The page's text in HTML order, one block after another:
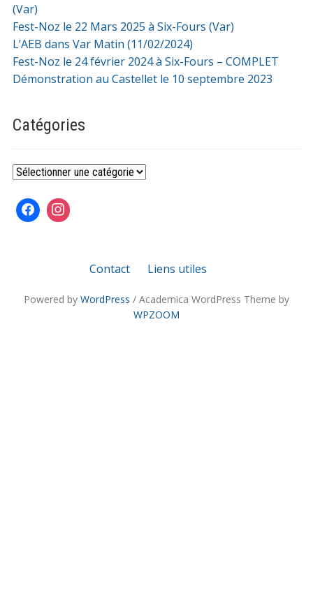
(Var)
Fest-Noz le 22 Mars 2025 à Six-Fours (Var)
L’AEB dans Var Matin (11/02/2024)
Fest-Noz le 24 février 2024 à Six-Fours – COMPLET
Démonstration au Castellet le 10 septembre 2023
Catégories
Catégories
Contact Liens utiles
Powered by WordPress / Academica WordPress Theme by
WPZOOM